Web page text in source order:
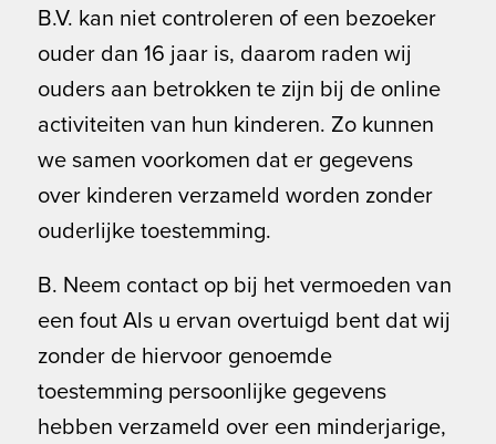
B.V. kan niet controleren of een bezoeker
ouder dan 16 jaar is, daarom raden wij
ouders aan betrokken te zijn bij de online
activiteiten van hun kinderen. Zo kunnen
we samen voorkomen dat er gegevens
over kinderen verzameld worden zonder
ouderlijke toestemming.
B. Neem contact op bij het vermoeden van
een fout Als u ervan overtuigd bent dat wij
zonder de hiervoor genoemde
toestemming persoonlijke gegevens
hebben verzameld over een minderjarige,